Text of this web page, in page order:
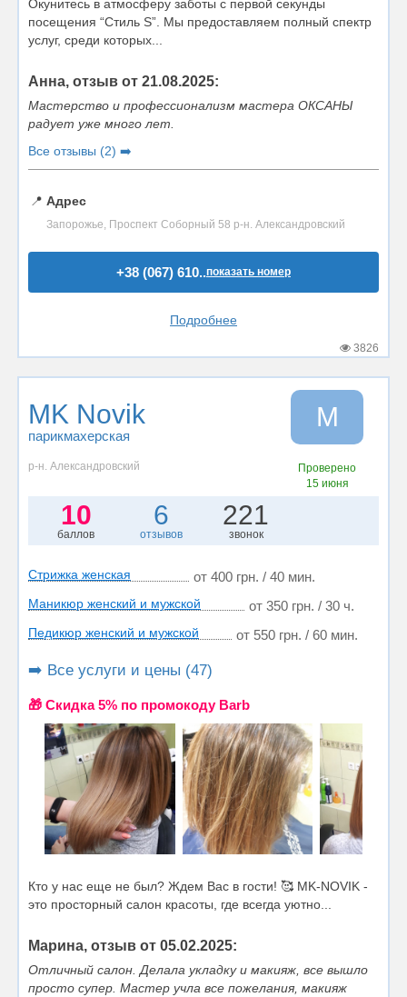
Окунитесь в атмосферу заботы с первой секунды
посещения “Стиль S”. Мы предоставляем полный спектр
услуг, среди которых...
Анна, отзыв от 21.08.2025:
Мастерство и профессионализм мастера ОКСАНЫ
радует уже много лет.
Все отзывы (2) ➡️
📍 Адрес
Запорожье, Проспект Соборный 58 р-н. Александровский
+38 (067) 610..показать номер
Подробнее
3826
MK Novik
парикмахерская
M
р-н. Александровский
Проверено
15 июня
10
баллов
6
отзывов
221
звонок
Стрижка женская от 400 грн. / 40 мин.
Маникюр женский и мужской от 350 грн. / 30 ч.
Педикюр женский и мужской от 550 грн. / 60 мин.
➡️ Все услуги и цены (47)
🎁 Cкидка 5% по промокоду Barb
Кто у нас еще не был? Ждем Вас в гости! 🥰 MK-NOVIK -
это просторный салон красоты, где всегда уютно...
Марина, отзыв от 05.02.2025:
Отличный салон. Делала укладку и макияж, все вышло
просто супер. Мастер учла все пожелания, макияж